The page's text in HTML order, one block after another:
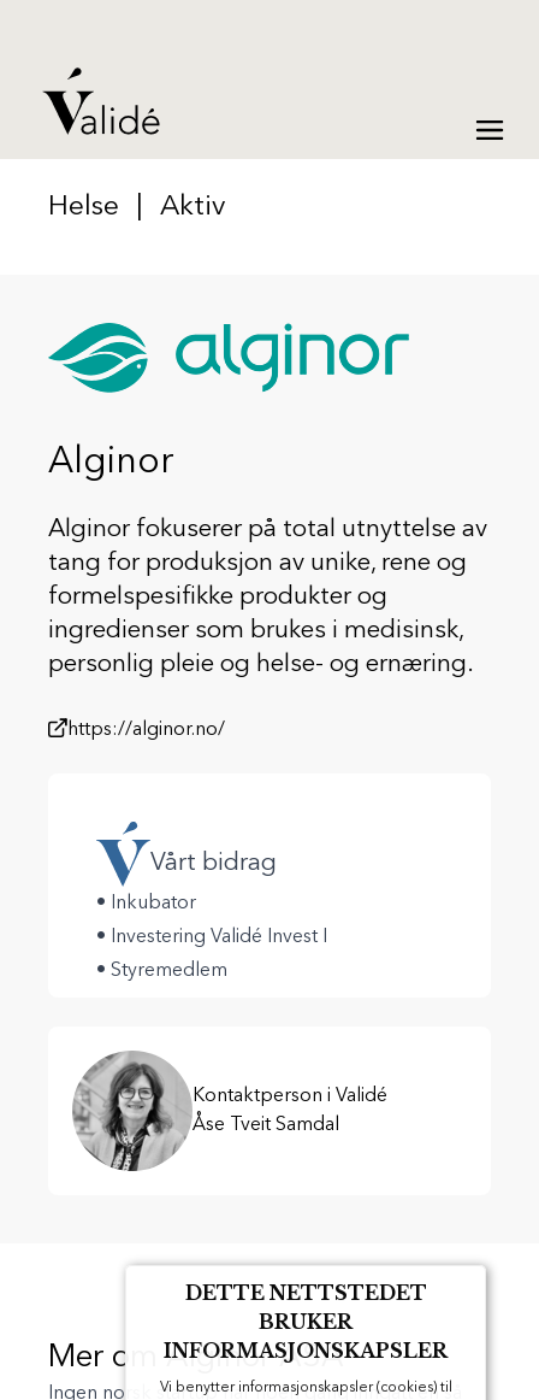
Helse Aktiv
Alginor
Alginor fokuserer på total utnyttelse av
tang for produksjon av unike, rene og
formelspesifikke produkter og
ingredienser som brukes i medisinsk,
personlig pleie og helse- og ernæring.
https://alginor.no/
Vårt bidrag
• Inkubator
• Investering Validé Invest I
• Styremedlem
Kontaktperson i Validé
Åse Tveit Samdal
Mer om Alginor ASA
Ingen norsk startup har noen gang inngått en så
DETTE NETTSTEDET
BRUKER
INFORMASJONSKAPSLER
Vi benytter informasjonskapsler (cookies) til